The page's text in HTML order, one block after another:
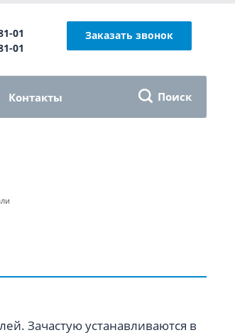
01
01
Заказать звонок
Поиск
Контакты
Зачастую устанавливаются в